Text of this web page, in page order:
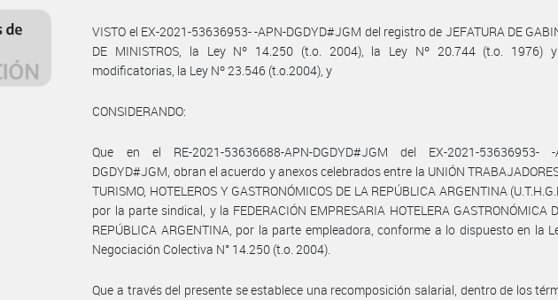
VISTO el EX-2021-53636953- -APN-DGDYD#JGM del registro de JEFATURA DE
DE MINISTROS, la Ley Nº 14.250 (t.o. 2004), la Ley Nº 20.744 (t.o. 1976)
modificatorias, la Ley Nº 23.546 (t.o.2004), y
CONSIDERANDO:
Que en el RE-2021-53636688-APN-DGDYD#JGM del EX-2021-53636953- -
DGDYD#JGM, obran el acuerdo y anexos celebrados entre la UNIÓN
TURISMO, HOTELEROS Y GASTRONÓMICOS DE LA REPÚBLICA ARGENTINA
por la parte sindical, y la FEDERACIÓN EMPRESARIA HOTELERA GASTRONÓMICA
REPÚBLICA ARGENTINA, por la parte empleadora, conforme a lo dispuesto en la
Negociación Colectiva N° 14.250 (t.o. 2004).
Que a través del presente se establece una recomposición salarial, dentro de los